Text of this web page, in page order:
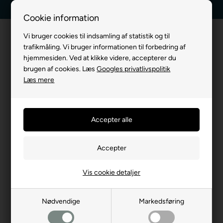
Cookie information
Vi bruger cookies til indsamling af statistik og til
trafikmåling. Vi bruger informationen til forbedring af
hjemmesiden. Ved at klikke videre, accepterer du
brugen af cookies. LæsGoogles privatlivspolitik
Læs mere
Nødvendige Markedsføring
Vis cookie detaljer
Vores udvalgte produkter til
dig